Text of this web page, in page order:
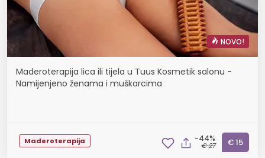
NOVO!
Maderoterapija lica ili tijela u Tuus Kosmetik salonu -
Namijenjeno ženama i muškarcima
Maderoterapija -44%
€ 27 € 15